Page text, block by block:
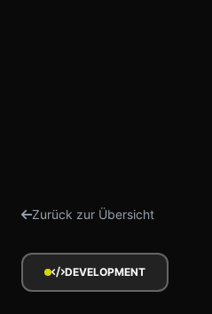
Zurück zur Übersicht
DEVELOPMENT